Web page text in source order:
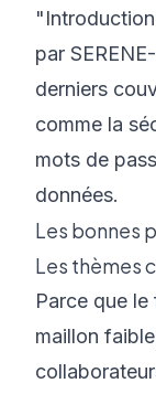
par
derniers
comme la
mots de
données.
Les bonnes
Les thèmes
Parce que
maillon